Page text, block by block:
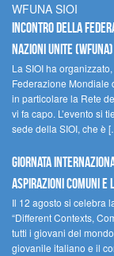
WFUNA SIOI
Incontro della
Nazioni Unite
La SIOI ha
Federazione Mondiale
in particolare la Rete
vi fa capo. L’evento si
sede della SIOI, che è
GIORNATA
ASPIRAZIONI COMUNI E
Il 12 agosto si celebra
“Different Contexts,
tutti i giovani del
giovanile italiano e il